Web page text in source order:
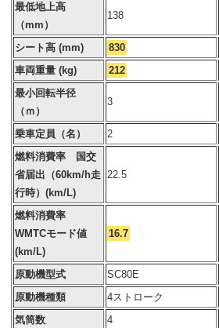
最低地上高
（mm）
138
シート高 (mm) 830
車両重量 (kg)
212
最小回転半径
（ｍ）
3
乗車定員（名） 2
燃料消費率 国交
省届出（60km/h走
行時）(km/L)
22.5
燃料消費率
WMTCモード値
(km/L)
16.7
原動機型式 SC80E
原動機種類
4ストローク
気筒数
4